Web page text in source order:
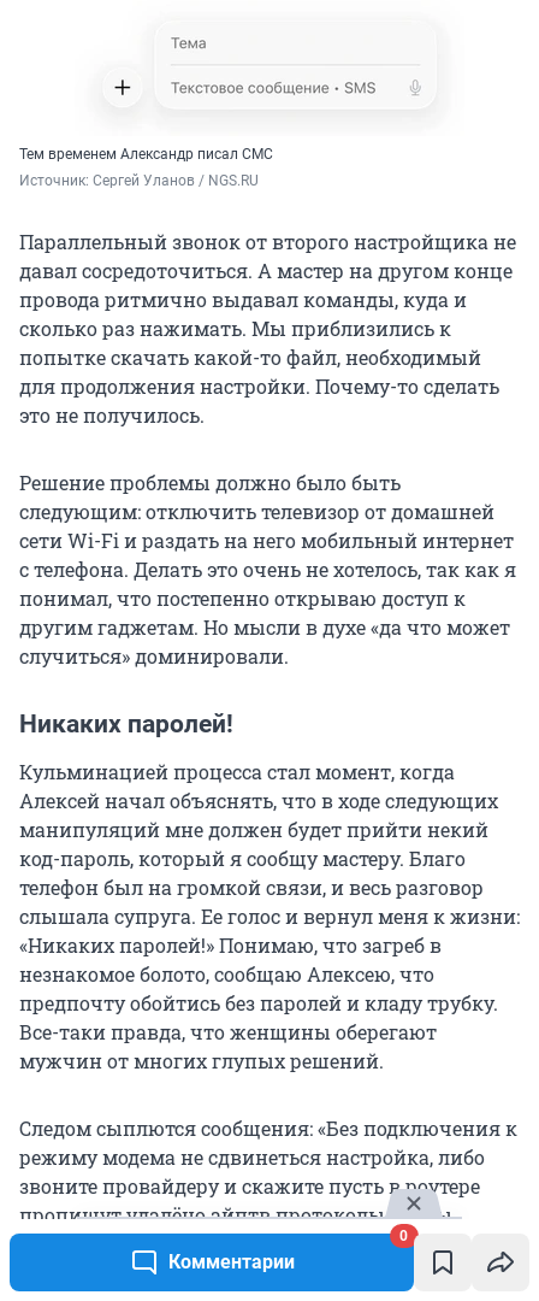
Комментарии
0
Тем временем Александр писал СМС
Источник: Сергей Уланов / NGS.RU
Параллельный звонок от второго настройщика не
давал сосредоточиться. А мастер на другом конце
провода ритмично выдавал команды, куда и
сколько раз нажимать. Мы приблизились к
попытке скачать какой-то файл, необходимый
для продолжения настройки. Почему-то сделать
это не получилось.
Решение проблемы должно было быть
следующим: отключить телевизор от домашней
сети Wi-Fi и раздать на него мобильный интернет
с телефона. Делать это очень не хотелось, так как я
понимал, что постепенно открываю доступ к
другим гаджетам. Но мысли в духе «да что может
случиться» доминировали.
Никаких паролей!
Кульминацией процесса стал момент, когда
Алексей начал объяснять, что в ходе следующих
манипуляций мне должен будет прийти некий
код-пароль, который я сообщу мастеру. Благо
телефон был на громкой связи, и весь разговор
слышала супруга. Ее голос и вернул меня к жизни:
«Никаких паролей!» Понимаю, что загреб в
незнакомое болото, сообщаю Алексею, что
предпочту обойтись без паролей и кладу трубку.
Все-таки правда, что женщины оберегают
мужчин от многих глупых решений.
Следом сыплются сообщения: «Без подключения к
режиму модема не сдвинеться настройка, либо
звоните провайдеру и скажите пусть в роутере
пропишут удалёно айптв протоколы чтобы
авторские орфография и пунктуация
) и «Потом пишите на связи».